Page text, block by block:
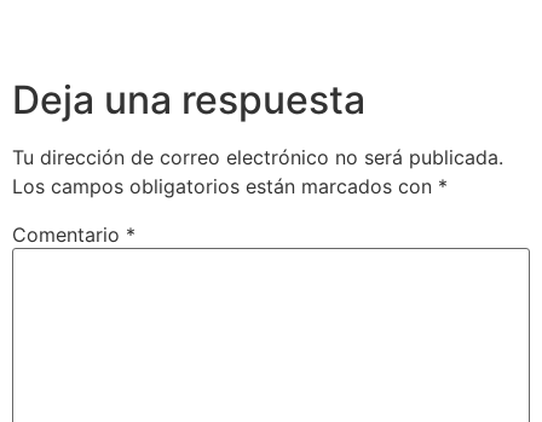
Deja una respuesta
Tu dirección de correo electrónico no será publicada.
Los campos obligatorios están marcados con *
Comentario *